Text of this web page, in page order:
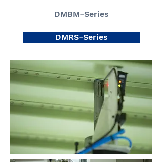
DMBM-Series
DMRS-Series